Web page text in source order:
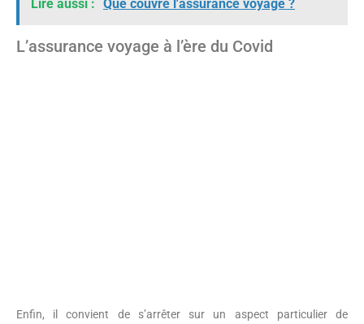
Lire aussi : Que couvre l'assurance voyage ?
L’assurance voyage à l’ère du Covid
Enfin, il convient de s’arrêter sur un aspect particulier de